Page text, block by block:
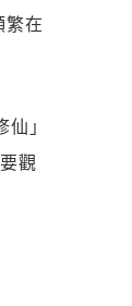
繁在
」
觀